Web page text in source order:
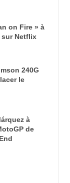
on Fire » à
Netflix
240G
le
à
de